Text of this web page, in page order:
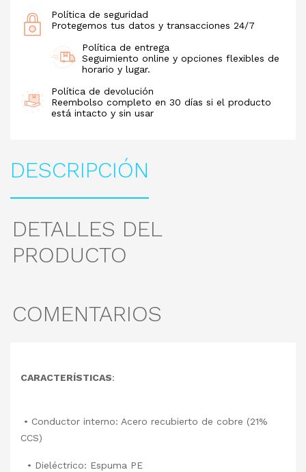
Política de seguridad
Protegemos tus datos y transacciones 24/7
Política de entrega
Seguimiento online y opciones flexibles de
horario y lugar.
Política de devolución
Reembolso completo en 30 días si el producto
está intacto y sin usar
DESCRIPCIÓN
DETALLES DEL
PRODUCTO
COMENTARIOS
CARACTERÍSTICAS:
• Conductor interno: Acero recubierto de cobre (21%
CCS)
• Dieléctrico: Espuma PE